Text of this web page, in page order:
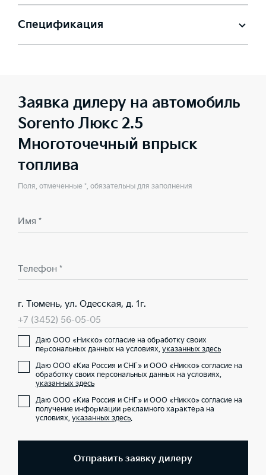
Спецификация
Заявка дилеру на автомобиль
Sorento Люкс 2.5
Многоточечный впрыск
топлива
Поля, отмеченные *, обязательны для заполнения
Имя *
Телефон *
г. Тюмень, ул. Одесская, д. 1г.
+7 (3452) 56-05-05
Даю ООО «Никко» согласие на обработку своих
персональных данных на условиях, указанных здесь
Даю ООО «Киа Россия и СНГ» и ООО «Никко» согласие на
обработку своих персональных данных на условиях,
указанных здесь
Даю ООО «Киа Россия и СНГ» и ООО «Никко» согласие на
получение информации рекламного характера на
условиях, указанных здесь.
Отправить заявку дилеру